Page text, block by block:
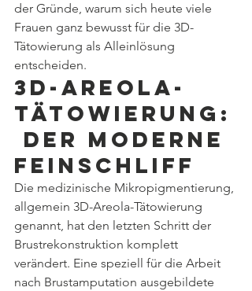
der Gründe, warum sich heute viele
Frauen ganz bewusst für die 3D-
Tätowierung als Alleinlösung
entscheiden.
3D-Areola-
Tätowierung:
der moderne
Feinschliff
Die medizinische Mikropigmentierung,
allgemein 3D-Areola-Tätowierung
genannt, hat den letzten Schritt der
Brustrekonstruktion komplett
verändert. Eine speziell für die Arbeit
nach Brustamputation ausgebildete